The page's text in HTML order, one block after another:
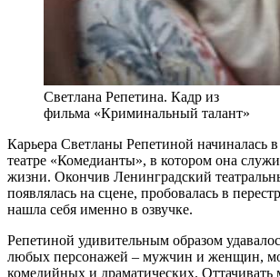
Светлана Репетина. Кадр из
фильма «Криминальный талант»
Карьера Светланы Репетиной начиналась в
театре «Комедианты», в котором она
жизни. Окончив Ленинградский
появлялась на сцене, пробовалась в
нашла себя именно в озвучке.
Репетиной удивительным образом
любых персонажей – мужчин и женщин,
комедийных и драматических. Оттачивать